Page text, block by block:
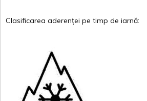
Clasificarea aderenței pe timp de iarnă: